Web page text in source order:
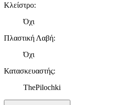
Κλείστρο:
Όχι
Πλαστική Λαβή:
Όχι
Κατασκευαστής:
ThePilochki